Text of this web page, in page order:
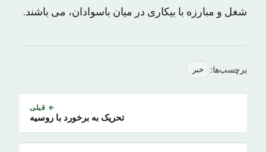
شغل و مبارزه با بیکاری در میان باسوادان، می باشند.
برچسب‌ها: خبر
← قبلی
تحریک به برخورد با روسیه